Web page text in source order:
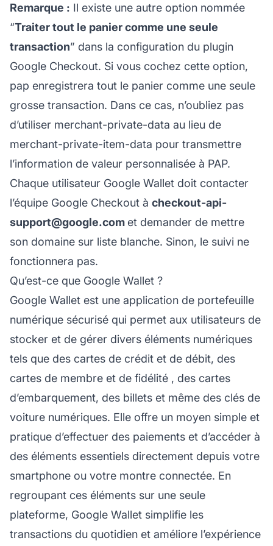
Remarque : Il existe une autre option nommée
“Traiter tout le panier comme une seule
transaction” dans la configuration du plugin
Google Checkout. Si vous cochez cette option,
pap enregistrera tout le panier comme une seule
grosse transaction. Dans ce cas, n’oubliez pas
d’utiliser merchant-private-data au lieu de
merchant-private-item-data pour transmettre
l’information de valeur personnalisée à PAP.
Chaque utilisateur Google Wallet doit contacter
l’équipe Google Checkout à checkout-api-
support@google.com et demander de mettre
son domaine sur liste blanche. Sinon, le suivi ne
fonctionnera pas.
Qu’est-ce que Google Wallet ?
Google Wallet est une application de portefeuille
numérique sécurisé qui permet aux utilisateurs de
stocker et de gérer divers éléments numériques
tels que des cartes de crédit et de débit, des
cartes de membre et de fidélité , des cartes
d’embarquement, des billets et même des clés de
voiture numériques. Elle offre un moyen simple et
pratique d’effectuer des paiements et d’accéder à
des éléments essentiels directement depuis votre
smartphone ou votre montre connectée. En
regroupant ces éléments sur une seule
plateforme, Google Wallet simplifie les
transactions du quotidien et améliore l’expérience